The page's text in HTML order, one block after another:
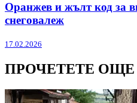
Оранжев и жълт код за
снеговалеж
17.02.2026
ПРОЧЕТЕТЕ ОЩЕ